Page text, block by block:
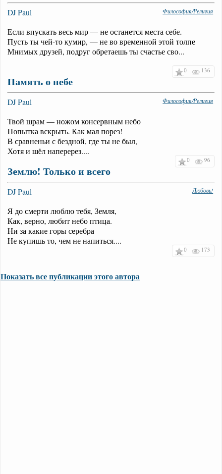
DJ Paul Философия/Религия
Если впускать весь мир — не останется места себе.
Пусть ты чей-то кумир, — не во временной этой толпе
Мнимых друзей, подруг обретаешь ты счастье сво...
0 136
Память о небе
DJ Paul Философия/Религия
Твой шрам — ножом консервным небо
Попытка вскрыть. Как мал порез!
В сравненьи с бездной, где ты не был,
Хотя и шёл наперерез....
0 96
Землю! Только и всего
DJ Paul Любовь!
Я до смерти люблю тебя, Земля,
Как, верно, любит небо птица.
Ни за какие горы серебра
Не купишь то, чем не напиться....
0 173
Показать все публикации этого автора